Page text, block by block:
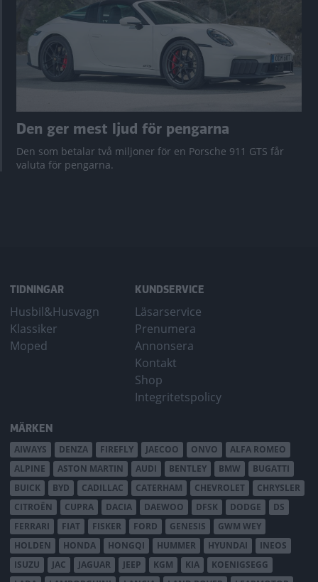
Den ger mest ljud för pengarna
Den som betalar två miljoner för en Porsche 911 GTS får
valuta för pengarna.
TIDNINGAR
Husbil&Husvagn
Klassiker
Moped
KUNDSERVICE
Läsarservice
Prenumera
Annonsera
Kontakt
Shop
Integritetspolicy
MÄRKEN
AIWAYS DENZA FIREFLY JAECOO ONVO
ALFA ROMEO
ALPINE
ASTON MARTIN AUDI BENTLEY BMW
BUGATTI
BUICK
BYD CADILLAC CATERHAM CHEVROLET
CHRYSLER
CITROËN
CUPRA DACIA DAEWOO DFSK DODGE
DS
FERRARI
FIAT FISKER FORD GENESIS
GWM WEY
HOLDEN
HONDA HONGQI HUMMER HYUNDAI
INEOS
ISUZU
JAC JAGUAR JEEP KGM KIA
KOENIGSEGG